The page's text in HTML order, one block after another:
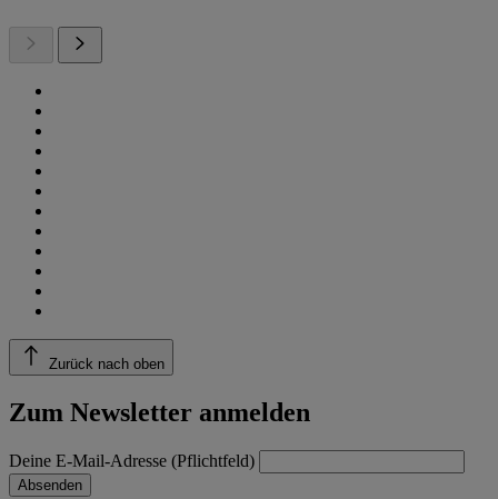
Zurück nach oben
Zum Newsletter anmelden
Deine E-Mail-Adresse (Pflichtfeld)
Absenden